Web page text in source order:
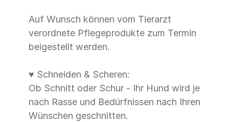
Auf Wunsch können vom Tierarzt
verordnete Pflegeprodukte zum Termin
beigestellt werden.
♥ Schneiden & Scheren:
Ob Schnitt oder Schur - Ihr Hund wird je
nach Rasse und Bedürfnissen nach Ihren
Wünschen geschnitten.